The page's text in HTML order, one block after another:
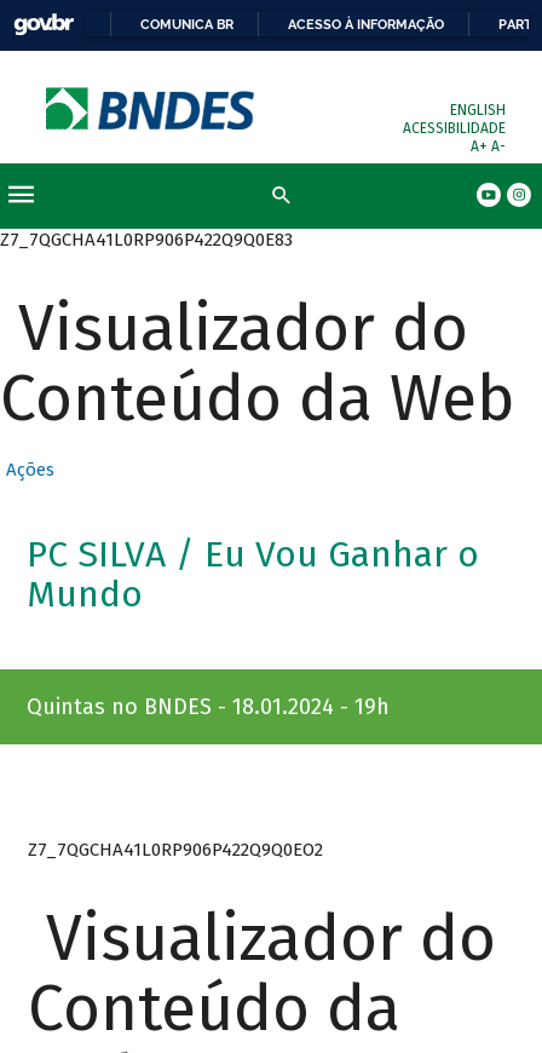
COMUNICA BR ACESSO À INFORMAÇÃO
ENGLISH
ACESSIBILIDADE
A+ A-
Z7_7QGCHA41L0RP906P422Q9Q0E83
Visualizador do
Conteúdo da Web
Ações
PC SILVA / Eu Vou Ganhar o
Mundo
Quintas no BNDES - 18.01.2024 - 19h
Z7_7QGCHA41L0RP906P422Q9Q0EO2
Visualizador do
Conteúdo da